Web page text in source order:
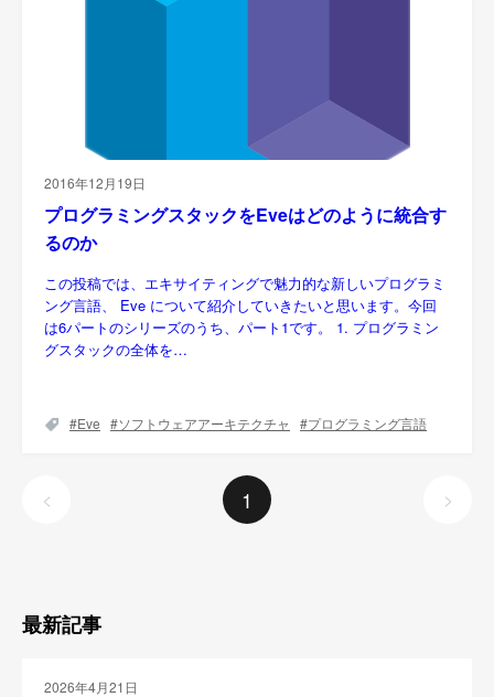
2016年12月19日
プログラミングスタックをEveはどのように統合す
るのか
この投稿では、エキサイティングで魅力的な新しいプログラミ
ング言語、 Eve について紹介していきたいと思います。今回
は6パートのシリーズのうち、パート1です。 1. プログラミン
グスタックの全体を…
Eve ソフトウェアアーキテクチャ プログラミング言語
< 1 >
最新記事
2026年4月21日